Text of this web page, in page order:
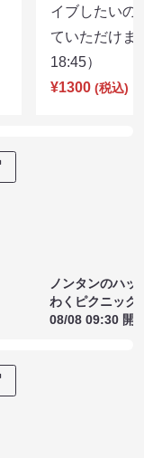
イブしたいの
ていただけ
18:45）
¥1300 (税込)
ノンタンのハッ
わくピクニック
08/08 09:30 開